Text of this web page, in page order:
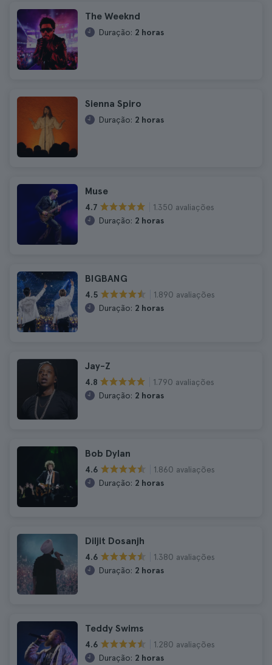
The Weeknd
Duração: 2 horas
Sienna Spiro
Duração: 2 horas
Muse
4.7
1.350 avaliações
Duração: 2 horas
BIGBANG
4.5
1.890 avaliações
Duração: 2 horas
Jay-Z
4.8
1.790 avaliações
Duração: 2 horas
Bob Dylan
4.6
1.860 avaliações
Duração: 2 horas
Diljit Dosanjh
4.6
1.380 avaliações
Duração: 2 horas
Teddy Swims
4.6
1.280 avaliações
Duração: 2 horas